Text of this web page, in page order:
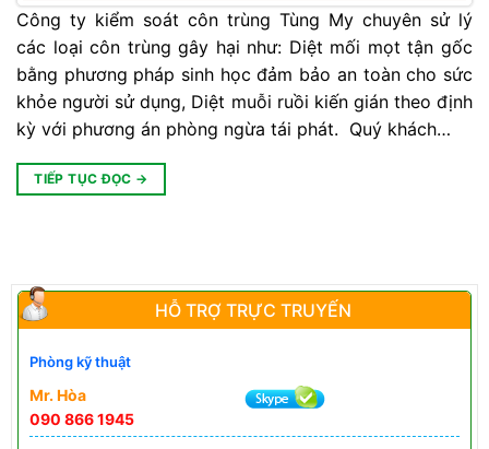
HỖ TRỢ TRỰC TRUYẾN
Phòng kỹ thuật
Mr. Hòa
090 866 1945
Công ty kiểm soát côn trùng Tùng My chuyên sử lý
các loại côn trùng gây hại như: Diệt mối mọt tận gốc
bằng phương pháp sinh học đảm bảo an toàn cho sức
khỏe người sử dụng, Diệt muỗi ruồi kiến gián theo định
kỳ với phương án phòng ngừa tái phát. Quý khách…
TIẾP TỤC ĐỌC →